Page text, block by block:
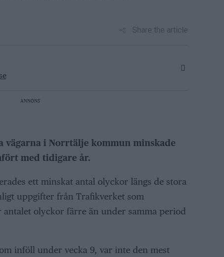
Share the article
ANNONS
vägarna i Norrtälje kommun minskade
med tidigare år.
ett minskat antal olyckor längs de stora
uppgifter från Trafikverket som
olyckor färre än under samma period
inföll under vecka 9, var inte den mest